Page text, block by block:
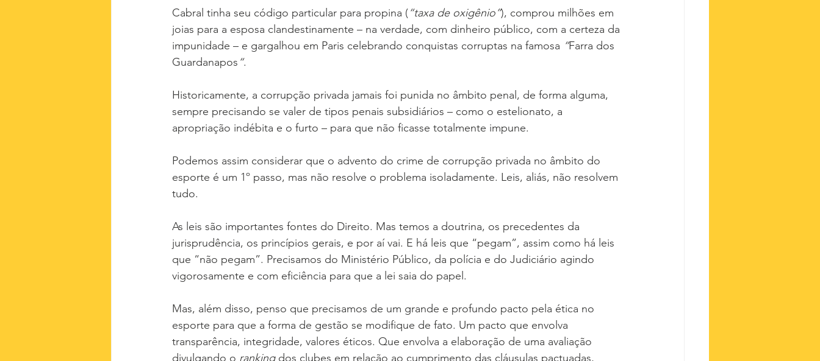
Cabral tinha seu código particular para propina (“taxa de oxigênio”), comprou milhões em
joias para a esposa clandestinamente – na verdade, com dinheiro público, com a certeza da
impunidade – e gargalhou em Paris celebrando conquistas corruptas na famosa “Farra dos
Guardanapos “.
Historicamente, a corrupção privada jamais foi punida no âmbito penal, de forma alguma,
sempre precisando se valer de tipos penais subsidiários – como o estelionato, a
apropriação indébita e o furto – para que não ficasse totalmente impune.
Podemos assim considerar que o advento do crime de corrupção privada no âmbito do
esporte é um 1º passo, mas não resolve o problema isoladamente. Leis, aliás, não resolvem
tudo.
As leis são importantes fontes do Direito. Mas temos a doutrina, os precedentes da
jurisprudência, os princípios gerais, e por aí vai. E há leis que “pegam”, assim como há leis
que “não pegam”. Precisamos do Ministério Público, da polícia e do Judiciário agindo
vigorosamente e com eficiência para que a lei saia do papel.
Mas, além disso, penso que precisamos de um grande e profundo pacto pela ética no
esporte para que a forma de gestão se modifique de fato. Um pacto que envolva
transparência, integridade, valores éticos. Que envolva a elaboração de uma avaliação
divulgando o ranking dos clubes em relação ao cumprimento das cláusulas pactuadas,